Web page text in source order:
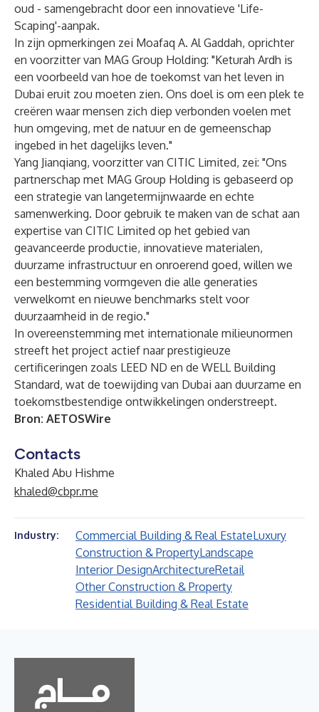
oud - samengebracht door een innovatieve 'Life-
Scaping'-aanpak.
In zijn opmerkingen zei Moafaq A. Al Gaddah, oprichter
en voorzitter van MAG Group Holding: "Keturah Ardh is
een voorbeeld van hoe de toekomst van het leven in
Dubai eruit zou moeten zien. Ons doel is om een plek te
creëren waar mensen zich diep verbonden voelen met
hun omgeving, met de natuur en de gemeenschap
ingebed in het dagelijks leven."
Yang Jianqiang, voorzitter van CITIC Limited, zei: "Ons
partnerschap met MAG Group Holding is gebaseerd op
een strategie van langetermijnwaarde en echte
samenwerking. Door gebruik te maken van de schat aan
expertise van CITIC Limited op het gebied van
geavanceerde productie, innovatieve materialen,
duurzame infrastructuur en onroerend goed, willen we
een bestemming vormgeven die alle generaties
verwelkomt en nieuwe benchmarks stelt voor
duurzaamheid in de regio."
In overeenstemming met internationale milieunormen
streeft het project actief naar prestigieuze
certificeringen zoals LEED ND en de WELL Building
Standard, wat de toewijding van Dubai aan duurzame en
toekomstbestendige ontwikkelingen onderstreept.
Bron: AETOSWire
Contacts
Khaled Abu Hishme
khaled@cbpr.me
Industry: Commercial Building & Real EstateLuxury
Construction & PropertyLandscape
Interior DesignArchitectureRetail
Other Construction & Property
Residential Building & Real Estate